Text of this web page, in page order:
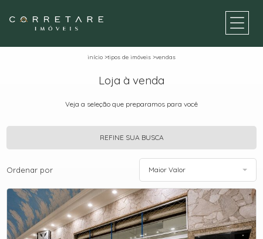
início >tipos de imóveis >vendas
Loja à venda
Veja a seleção que preparamos para você
REFINE SUA BUSCA
Ordenar por Maior Valor